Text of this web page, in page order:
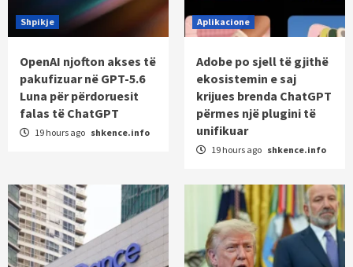
Shpikje
OpenAI njofton akses të
pakufizuar në GPT-5.6
Luna për përdoruesit
falas të ChatGPT
19 hours ago shkence.info
Aplikacione
Adobe po sjell të gjithë
ekosistemin e saj
krijues brenda ChatGPT
përmes një plugini të
unifikuar
19 hours ago shkence.info